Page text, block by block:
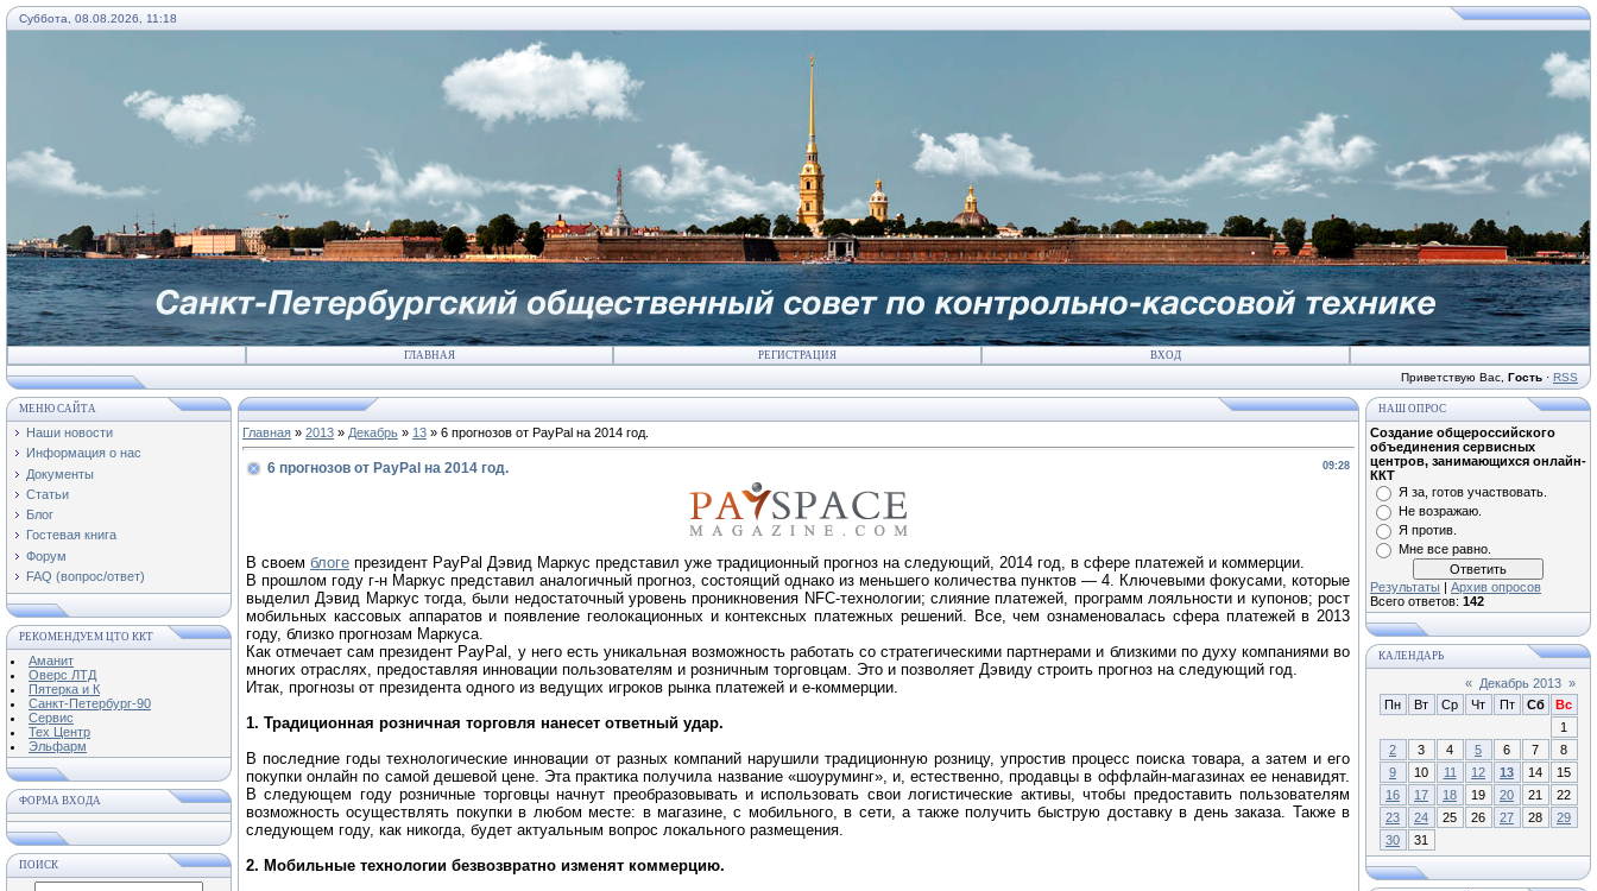
Суббота, 08.08.2026, 11:18
ГЛАВНАЯ РЕГИСТРАЦИЯ ВХОД
Приветствую Вас Гость · RSS
МЕНЮ САЙТА
Наши новости
Информация о нас
Документы
Статьи
Блог
Гостевая книга
Форум
FAQ (вопрос/ответ)
РЕКОМЕНДУЕМ ЦТО ККТ
Аманит
Оверс ЛТД
Пятерка и К
Санкт-Петербург-90
Сервис
Тех Центр
Эльфарм
ФОРМА ВХОДА
ПОИСК
Главная » 2013 » Декабрь » 13 » 6 прогнозов от PayPal на 2014 год.
09:28
6 прогнозов от PayPal на 2014 год.
В своем блоге президент PayPal Дэвид Маркус представил уже традиционный прогноз на следующий, 2014 год, в сфере платежей и коммерции.
В прошлом году г-н Маркус представил аналогичный прогноз, состоящий однако из меньшего количества пунктов — 4. Ключевыми фокусами, которые
выделил Дэвид Маркус тогда, были недостаточный уровень проникновения NFC-технологии; слияние платежей, программ лояльности и купонов; рост
мобильных кассовых аппаратов и появление геолокационных и контексных платежных решений. Все, чем ознаменовалась сфера платежей в 2013
году, близко прогнозам Маркуса.
Как отмечает сам президент PayPal, у него есть уникальная возможность работать со стратегическими партнерами и близкими по духу компаниями во
многих отраслях, предоставляя инновации пользователям и розничным торговцам. Это и позволяет Дэвиду строить прогноз на следующий год.
Итак, прогнозы от президента одного из ведущих игроков рынка платежей и е-коммерции.
1. Традиционная розничная торговля нанесет ответный удар.
В последние годы технологические инновации от разных компаний нарушили традиционную розницу, упростив процесс поиска товара, а затем и его
покупки онлайн по самой дешевой цене. Эта практика получила название «шоуруминг», и, естественно, продавцы в оффлайн-магазинах ее ненавидят.
В следующем году розничные торговцы начнут преобразовывать и использовать свои логистические активы, чтобы предоставить пользователям
возможность осуществлять покупки в любом месте: в магазине, с мобильного, в сети, а также получить быструю доставку в день заказа. Также в
следующем году, как никогда, будет актуальным вопрос локального размещения.
2. Мобильные технологии безвозвратно изменят коммерцию.
НАШ ОПРОС
Создание общероссийского
объединения сервисных
центров, занимающихся онлайн-
ККТ
Я за, готов участвовать.
Не возражаю.
Я против.
Мне все равно.
Результаты | Архив опросов
Всего ответов: 142
КАЛЕНДАРЬ
« Декабрь 2013 »
Пн
Вт Ср Чт Пт Сб
Вс
1
2
3 4 5 6 7
8
9
10 11 12 13 14
15
16
17 18 19 20 21
22
23
24 25 26 27 28
29
30
31